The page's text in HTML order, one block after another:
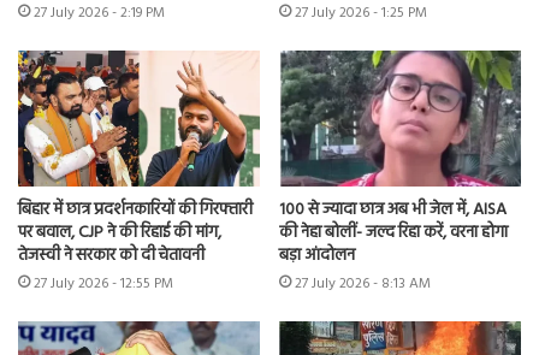
27 July 2026 - 2:19 PM 27 July 2026 - 1:25 PM
बिहार में छात्र प्रदर्शनकारियों की गिरफ्तारी
पर बवाल, CJP ने की रिहाई की मांग,
तेजस्वी ने सरकार को दी चेतावनी
27 July 2026 - 12:55 PM
100 से ज्यादा छात्र अब भी जेल में, AISA
की नेहा बोलीं- जल्द रिहा करें, वरना होगा
बड़ा आंदोलन
27 July 2026 - 8:13 AM